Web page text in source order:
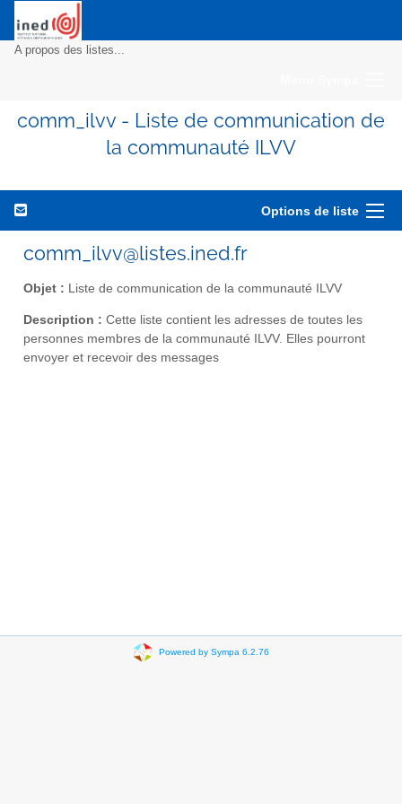
A propos des listes...
comm_ilvv - Liste de communication de
la communauté ILVV
Options de liste
comm_ilvv@listes.ined.fr
Objet : Liste de communication de la communauté ILVV
Description : Cette liste contient les adresses de toutes les
personnes membres de la communauté ILVV. Elles pourront
envoyer et recevoir des messages
Powered by Sympa 6.2.76